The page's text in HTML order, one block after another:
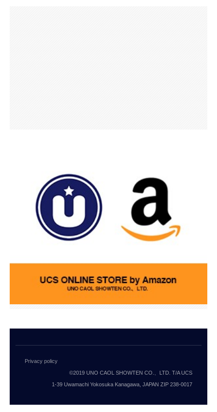
Privacy policy
©2019 UNO CAOL SHOWTEN CO.、LTD. T/A UCS
1-39 Uwamachi Yokosuka Kanagawa, JAPAN ZIP 238-0017